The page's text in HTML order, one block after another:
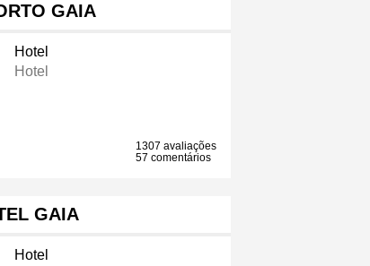
GAIA
Hotel
Hotel
1307 avaliações
57 comentários
GAIA
Hotel